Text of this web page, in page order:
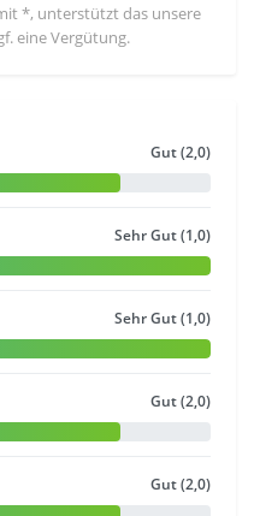
*, unterstützt das unsere
eine Vergütung.
Gut (2,0)
Sehr Gut (1,0)
Sehr Gut (1,0)
Gut (2,0)
Gut (2,0)